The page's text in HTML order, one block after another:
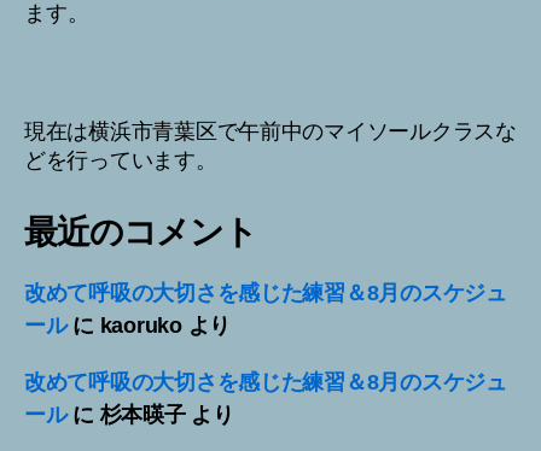
ます。
現在は横浜市青葉区で午前中のマイソールクラスな
どを行っています。
最近のコメント
改めて呼吸の大切さを感じた練習＆8月のスケジュ
ールに kaorukoより
改めて呼吸の大切さを感じた練習＆8月のスケジュ
ールに杉本暎子より